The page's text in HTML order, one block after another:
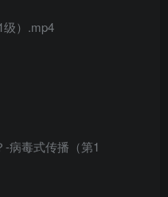
级）.mp4
-病毒式传播（第1